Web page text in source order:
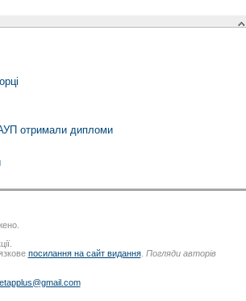
отримали дипломи
посилання на сайт видання. Погляди авторів